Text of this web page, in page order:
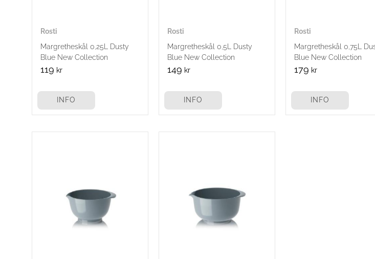
Rosti
Margretheskål 0,25L Dusty
Blue New Collection
119 kr
INFO
Rosti
Margretheskål 0,5L Dusty
Blue New Collection
149 kr
INFO
Rosti
Margretheskål 0,75L
Blue New Collection
179 kr
INFO